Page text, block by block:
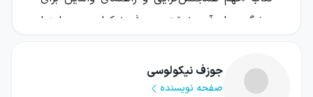
پیشگیری از آن» نوشته جوزف نیکولوسی و لیندا
ریشه‌های همجنس‌گرایی، نقش عوامل محیطی و
جایگاه والدین در شکل‌گیری هویت جنسی ارائه
جوزف نیکولوسی
صفحه نویسنده